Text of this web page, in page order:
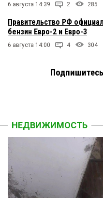
6 августа 14:39 2 285
Правительство РФ
бензин Евро-2 и Евро-3
6 августа 14:00 4 304
НЕДВИЖИМОСТЬ